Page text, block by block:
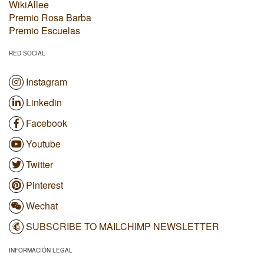
WikiAllee
Premio Rosa Barba
Premio Escuelas
RED SOCIAL
Instagram
Linkedin
Facebook
Youtube
Twitter
Pinterest
Wechat
SUBSCRIBE TO MAILCHIMP NEWSLETTER
INFORMACIÓN LEGAL